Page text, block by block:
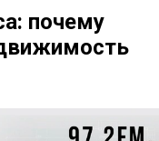
почему